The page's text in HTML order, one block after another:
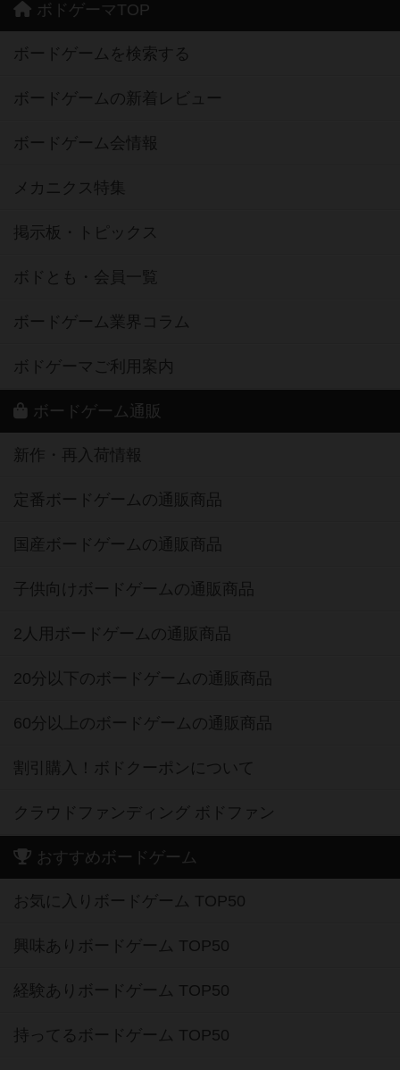
ボドゲーマTOP
ボードゲームを検索する
ボードゲームの新着レビュー
ボードゲーム会情報
メカニクス特集
掲示板・トピックス
ボドとも・会員一覧
ボードゲーム業界コラム
ボドゲーマご利用案内
ボードゲーム通販
新作・再入荷情報
定番ボードゲームの通販商品
国産ボードゲームの通販商品
子供向けボードゲームの通販商品
2人用ボードゲームの通販商品
20分以下のボードゲームの通販商品
60分以上のボードゲームの通販商品
割引購入！ボドクーポンについて
クラウドファンディング ボドファン
おすすめボードゲーム
お気に入りボードゲーム TOP50
興味ありボードゲーム TOP50
経験ありボードゲーム TOP50
持ってるボードゲーム TOP50